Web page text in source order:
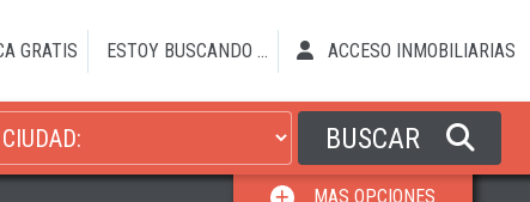
GRATIS ESTOY BUSCANDO ... ACCESO INMOBILIARIAS
BUSCAR
MAS OPCIONES